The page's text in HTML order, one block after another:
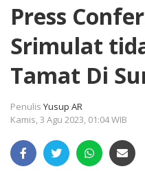
Press
Srimulat
Tamat Di
Penulis Yusup AR
Kamis, 3 Agu 2023, 01:04 WIB